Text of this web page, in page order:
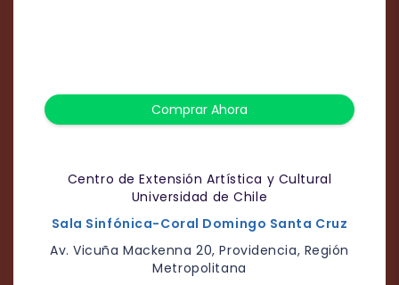
Comprar Ahora
Centro de Extensión Artística y Cultural
Universidad de Chile
Sala Sinfónica-Coral Domingo Santa Cruz
Av. Vicuña Mackenna 20, Providencia, Región
Metropolitana